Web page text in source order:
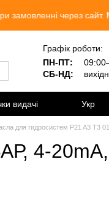
через сайт.
Графік роботи:
ПН-ПТ:
СБ-НД:
видачі Укр
для гидросистем P21 A3 T3
4-20mA,